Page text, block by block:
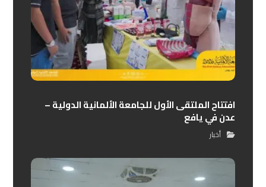
افتتاح الملتقى الأول للجامعة الألمانية الدولية –
عدن في يافع
أخبار